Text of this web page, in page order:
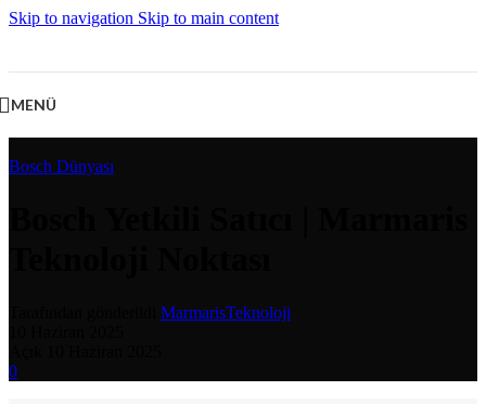
Skip to navigation Skip to main content
MENÜ
Bosch Dünyası
MarmarisTeknoloji
0